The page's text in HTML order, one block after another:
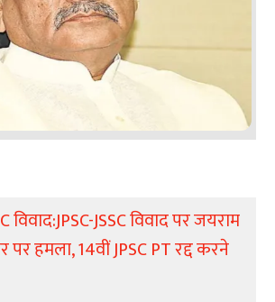
विवाद:JPSC-JSSC विवाद पर जयराम
हमला, 14वीं JPSC PT रद्द करने